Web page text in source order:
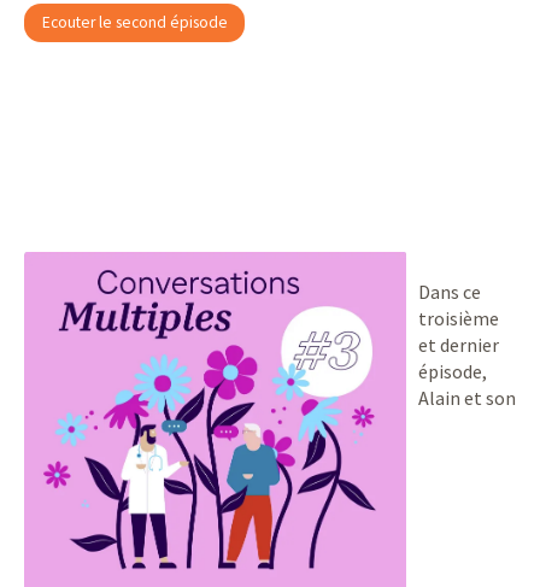
Ecouter le second épisode
Dans ce
troisième
et dernier
épisode,
Alain et son